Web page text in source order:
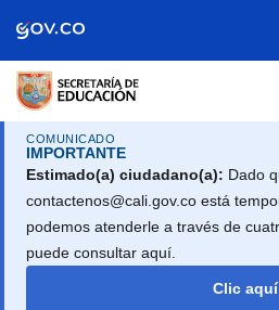
COMUNICADO
IMPORTANTE
Estimado(a) ciudadano(a): Dado
contactenos@cali.gov.co está
podemos atenderle a través de
puede consultar aquí.
Clic aquí